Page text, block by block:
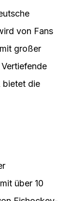
von Fans
großer
bietet die
über 10